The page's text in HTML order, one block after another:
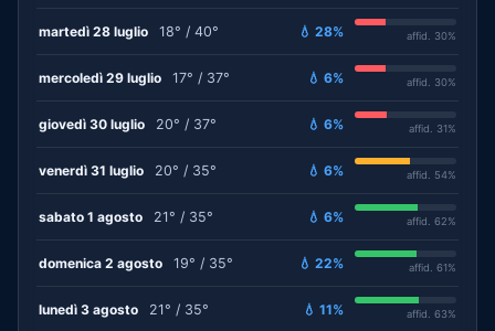
martedì 28 luglio 18° / 40° 💧 28% affid. 30%
mercoledì 29 luglio 17° / 37° 💧 6% affid. 30%
giovedì 30 luglio 20° / 37° 💧 6% affid. 31%
venerdì 31 luglio 20° / 35° 💧 6% affid. 54%
sabato 1 agosto 21° / 35° 💧 6% affid. 62%
domenica 2 agosto 19° / 35° 💧 22% affid. 61%
lunedì 3 agosto 21° / 35° 💧 11% affid. 63%